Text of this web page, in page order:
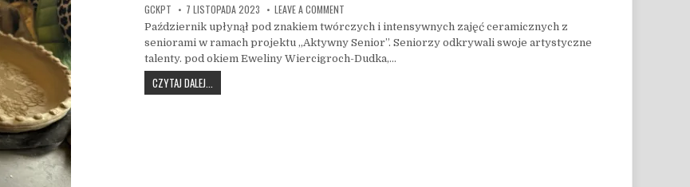
AUTHOR:
GCKPT PUBLISHED DATE:
7 LISTOPADA 2023 LEAVE A COMMENT
Październik upłynął pod znakiem twórczych i intensywnych zajęć ceramicznych z
seniorami w ramach projektu „Aktywny Senior”. Seniorzy odkrywali swoje artystyczne
talenty. pod okiem Eweliny Wiercigroch-Dudka,…
CZYTAJ DALEJ...